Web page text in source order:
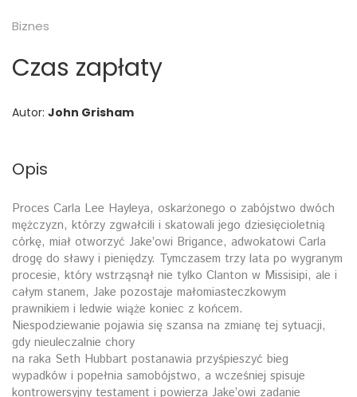
Biznes
Czas zapłaty
Autor: John Grisham
Opis
Proces Carla Lee Hayleya, oskarżonego o zabójstwo dwóch
mężczyzn, którzy zgwałcili i skatowali jego dziesięcioletnią
córkę, miał otworzyć Jake’owi Brigance, adwokatowi Carla
drogę do sławy i pieniędzy. Tymczasem trzy lata po wygranym
procesie, który wstrząsnął nie tylko Clanton w Missisipi, ale i
całym stanem, Jake pozostaje małomiasteczkowym
prawnikiem i ledwie wiąże koniec z końcem.
Niespodziewanie pojawia się szansa na zmianę tej sytuacji,
gdy nieuleczalnie chory
na raka Seth Hubbart postanawia przyśpieszyć bieg
wypadków i popełnia samobójstwo, a wcześniej spisuje
kontrowersyjny testament i powierza Jake’owi zadanie